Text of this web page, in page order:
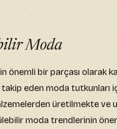
Moda
önemli bir parçası olarak
eden moda tutkunları
üretilmekte ve
moda trendlerinin